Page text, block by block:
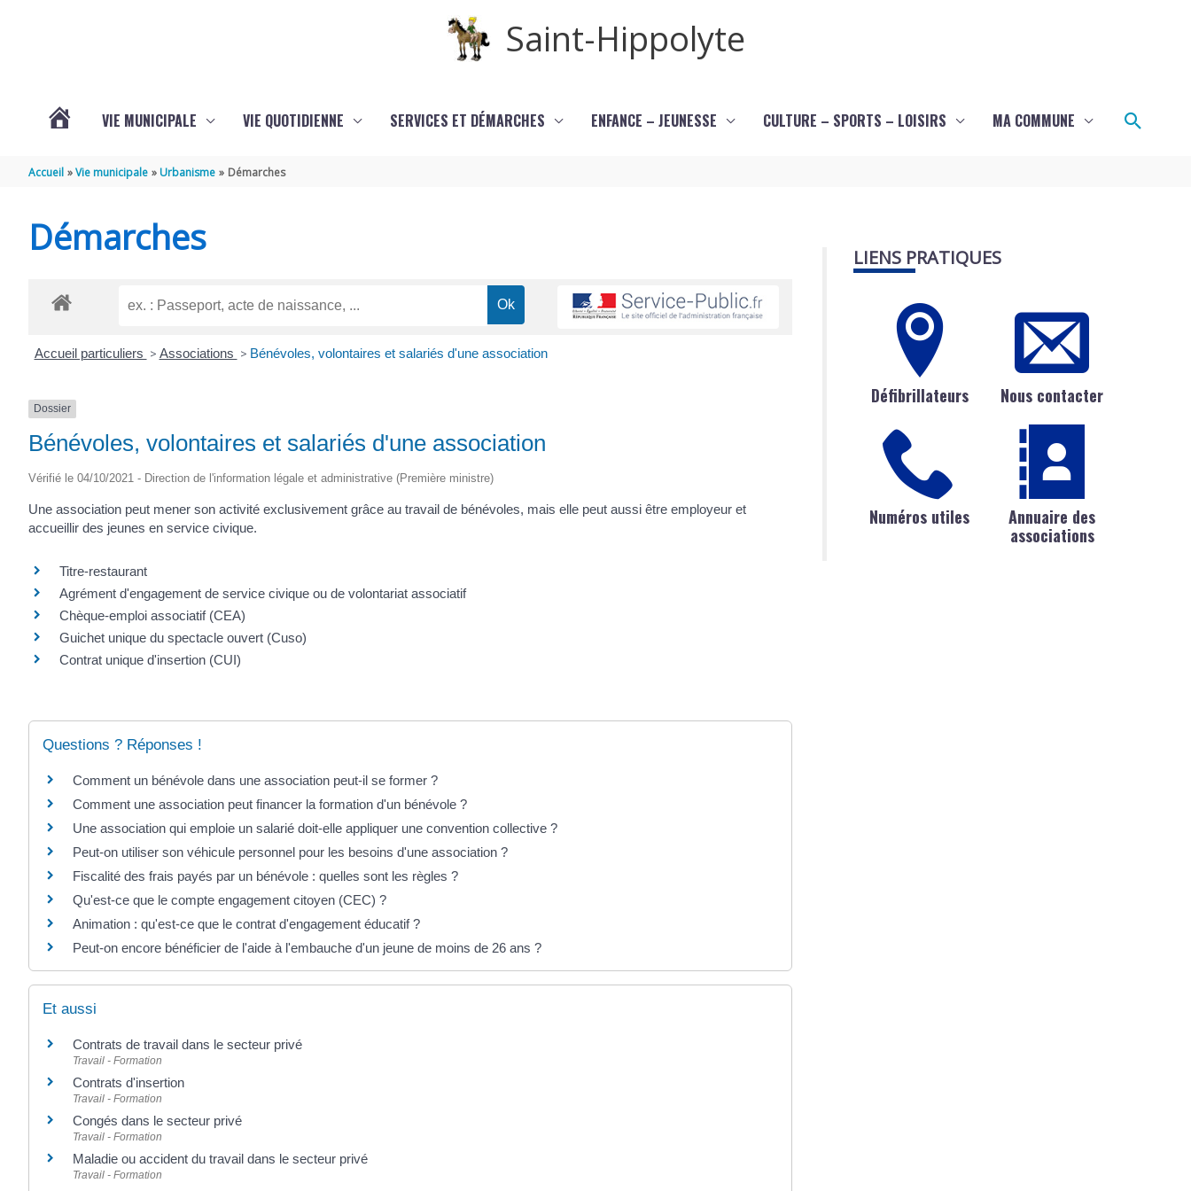
Saint-Hippolyte
SAINT-
(17430)
VIE MUNICIPALE VIE QUOTIDIENNE SERVICES ET DÉMARCHES ENFANCE – JEUNESSE CULTURE – SPORTS – LOISIRS MA COMMUNE
Accueil Vie municipale Urbanisme Démarches
Démarches
Accueil particuliers > Associations > Bénévoles, volontaires et salariés d'une association
Dossier
Bénévoles, volontaires et salariés d'une association
Vérifié le 04/10/2021 - Direction de l'information légale et administrative (Première ministre)
Une association peut mener son activité exclusivement grâce au travail de bénévoles, mais elle peut aussi être employeur et
accueillir des jeunes en service civique.
Titre-restaurant
Agrément d'engagement de service civique ou de volontariat associatif
Chèque-emploi associatif (CEA)
Guichet unique du spectacle ouvert (Cuso)
Contrat unique d'insertion (CUI)
Questions ? Réponses !
Comment un bénévole dans une association peut-il se former ?
Comment une association peut financer la formation d'un bénévole ?
Une association qui emploie un salarié doit-elle appliquer une convention collective ?
Peut-on utiliser son véhicule personnel pour les besoins d'une association ?
Fiscalité des frais payés par un bénévole : quelles sont les règles ?
Qu'est-ce que le compte engagement citoyen (CEC) ?
Animation : qu'est-ce que le contrat d'engagement éducatif ?
Peut-on encore bénéficier de l'aide à l'embauche d'un jeune de moins de 26 ans ?
Et aussi
Contrats de travail dans le secteur privé
Travail - Formation
Contrats d'insertion
Travail - Formation
Congés dans le secteur privé
Travail - Formation
Maladie ou accident du travail dans le secteur privé
Travail - Formation
LIENS PRATIQUES
Défibrillateurs Nous contacter
Numéros utiles
Annuaire des
associations